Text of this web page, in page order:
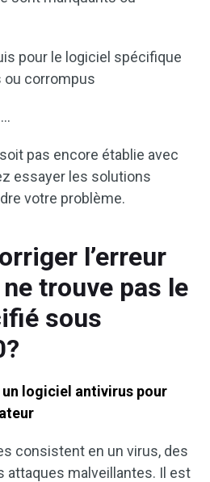
pour le logiciel spécifique
ou corrompus
pas encore établie avec
essayer les solutions
votre problème.
l’erreur
trouve pas le
sous
logiciel antivirus pour
consistent en un virus, des
attaques malveillantes. Il est